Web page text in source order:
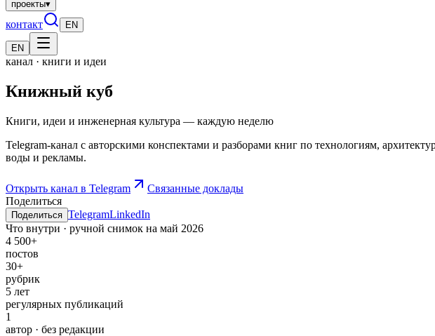
проекты▾
контакт EN
EN
канал · книги и идеи
Книжный куб
Книги, идеи и инженерная культура — каждую неделю
Telegram-канал с авторскими конспектами и разборами книг по технологиям,
воды и рекламы.
Открыть канал в Telegram
Связанные доклады
Поделиться
Поделиться TelegramLinkedIn
Что внутри · ручной снимок на май 2026
4 500+
постов
30+
рубрик
5 лет
регулярных публикаций
1
автор · без редакции